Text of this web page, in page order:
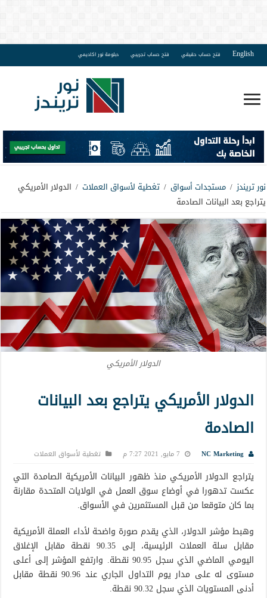
English فتح حساب حقيقي فتح حساب تجريبي دبلومة نور اكاديمي
نور تريندز / مستجدات أسواق / تغطية لأسواق العملات / الدولار الأمريكي
يتراجع بعد البيانات الصادمة
الدولار الأمريكي
الدولار الأمريكي يتراجع بعد البيانات
الصادمة
NC Marketing 7 مايو, 2021 7:27 م تغطية لأسواق العملات
يتراجع الدولار الأمريكي منذ ظهور البيانات الأمريكية الصامدة التي
عكست تدهورا في أوضاع سوق العمل في الولايات المتحدة مقارنة
بما كان متوقعا من قبل المستثمرين في الأسواق.
وهبط مؤشر الدولار، الذي يقدم صورة واضحة لأداء العملة الأمريكية
مقابل سلة العملات الرئيسية، إلى 90.35 نقطة مقابل الإغلاق
اليومي الماضي الذي سجل 90.95 نقطة. وارتفع المؤشر إلى أعلى
مستوى له على مدار يوم التداول الجاري عند 90.96 نقطة مقابل
أدنى المستويات الذي سجل 90.32 نقطة.